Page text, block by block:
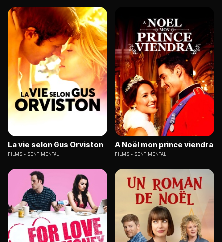
La vie selon Gus Orviston
FILMS SENTIMENTAL
A Noël mon prince viendra
FILMS SENTIMENTAL